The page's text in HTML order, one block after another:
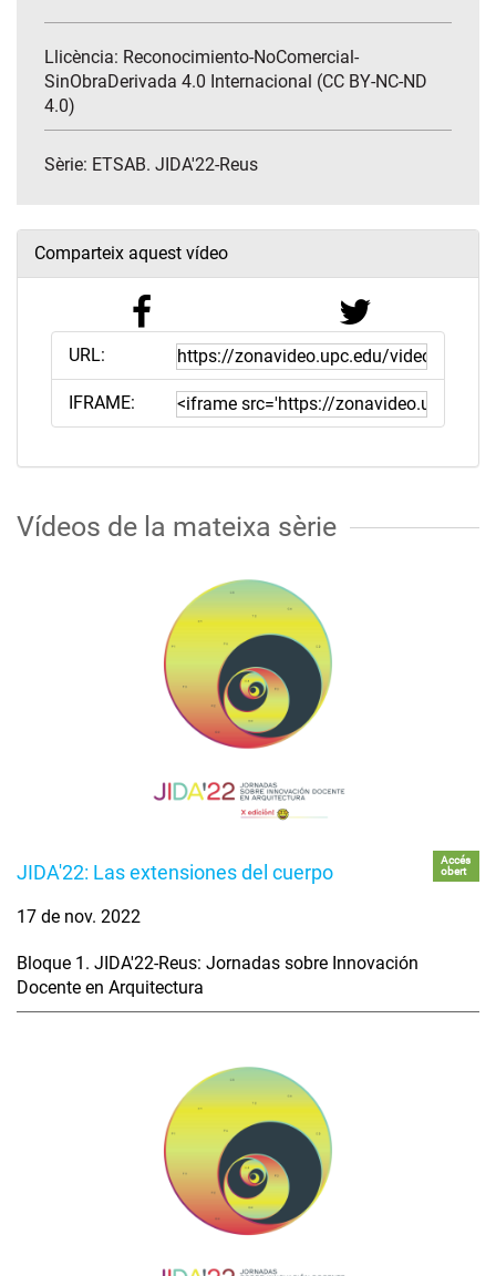
Llicència: Reconocimiento-NoComercial-
SinObraDerivada 4.0 Internacional (CC BY-NC-ND
4.0)
Sèrie: ETSAB. JIDA'22-Reus
Comparteix aquest vídeo
URL:
IFRAME:
Vídeos de la mateixa sèrie
JIDA'22: Las extensiones del cuerpo
Accés
obert
17 de nov. 2022
Bloque 1. JIDA'22-Reus: Jornadas sobre Innovación
Docente en Arquitectura